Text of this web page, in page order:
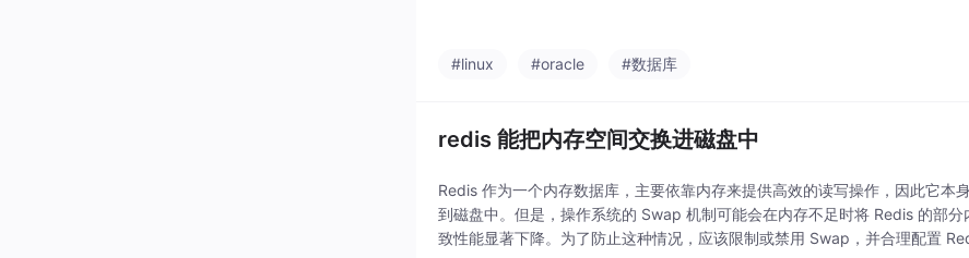
#linux
#oracle #数据库
redis 能把内存空间交换进磁盘中
Redis 作为一个内存数据库，主要依靠内存来提供高效的读写操作，因此它本
到磁盘中。但是，操作系统的 Swap 机制可能会在内存不足时将 Redis 的部
致性能显著下降。为了防止这种情况，应该限制或禁用 Swap，并合理配置